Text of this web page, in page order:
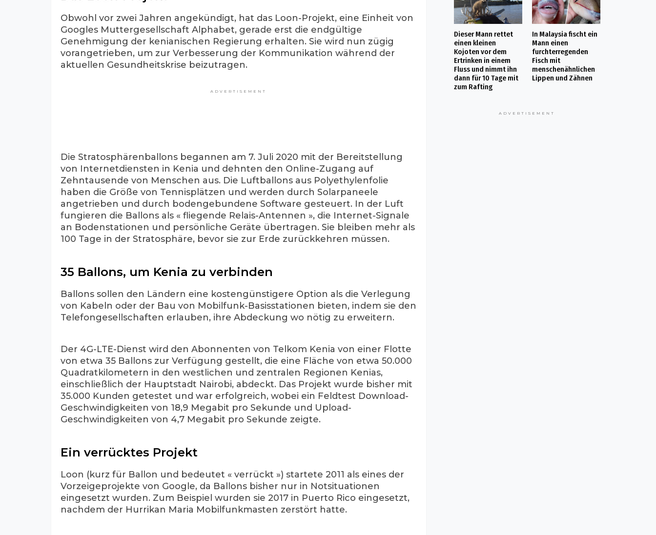
Obwohl vor zwei Jahren angekündigt, hat das Loon-Projekt, eine Einheit von
Googles Muttergesellschaft Alphabet, gerade erst die endgültige
Genehmigung der kenianischen Regierung erhalten. Sie wird nun zügig
vorangetrieben, um zur Verbesserung der Kommunikation während der
aktuellen Gesundheitskrise beizutragen.
ADVERTISEMENT
Die Stratosphärenballons begannen am 7. Juli 2020 mit der Bereitstellung
von Internetdiensten in Kenia und dehnten den Online-Zugang auf
Zehntausende von Menschen aus. Die Luftballons aus Polyethylenfolie
haben die Größe von Tennisplätzen und werden durch Solarpaneele
angetrieben und durch bodengebundene Software gesteuert. In der Luft
fungieren die Ballons als « fliegende Relais-Antennen », die Internet-Signale
an Bodenstationen und persönliche Geräte übertragen. Sie bleiben mehr als
100 Tage in der Stratosphäre, bevor sie zur Erde zurückkehren müssen.
35 Ballons, um Kenia zu verbinden
Ballons sollen den Ländern eine kostengünstigere Option als die Verlegung
von Kabeln oder der Bau von Mobilfunk-Basisstationen bieten, indem sie den
Telefongesellschaften erlauben, ihre Abdeckung wo nötig zu erweitern.
Der 4G-LTE-Dienst wird den Abonnenten von Telkom Kenia von einer Flotte
von etwa 35 Ballons zur Verfügung gestellt, die eine Fläche von etwa 50.000
Quadratkilometern in den westlichen und zentralen Regionen Kenias,
einschließlich der Hauptstadt Nairobi, abdeckt. Das Projekt wurde bisher mit
35.000 Kunden getestet und war erfolgreich, wobei ein Feldtest Download-
Geschwindigkeiten von 18,9 Megabit pro Sekunde und Upload-
Geschwindigkeiten von 4,7 Megabit pro Sekunde zeigte.
Ein verrücktes Projekt
Loon (kurz für Ballon und bedeutet « verrückt ») startete 2011 als eines der
Vorzeigeprojekte von Google, da Ballons bisher nur in Notsituationen
eingesetzt wurden. Zum Beispiel wurden sie 2017 in Puerto Rico eingesetzt,
nachdem der Hurrikan Maria Mobilfunkmasten zerstört hatte.
Dieser Mann rettet
einen kleinen
Kojoten vor dem
Ertrinken in einem
Fluss und nimmt ihn
dann für 10 Tage mit
zum Rafting
In Malaysia fischt ein
Mann einen
furchterregenden
Fisch mit
menschenähnlichen
Lippen und Zähnen
ADVERTISEMENT